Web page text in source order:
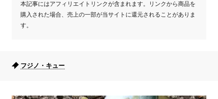
本記事にはアフィリエイトリンクが含まれます。リンクから商品を
購入された場合、売上の一部が当サイトに還元されることがありま
す。
フジノ・キュー